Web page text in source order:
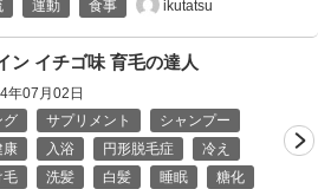
運動 食事 ikutatsu
ン イチゴ味 育毛の達人
年07月02日
グ
サプリメント
シャンプー
康 入浴 円形脱毛症
冷え
毛 洗髪 白髪 睡眠
糖化